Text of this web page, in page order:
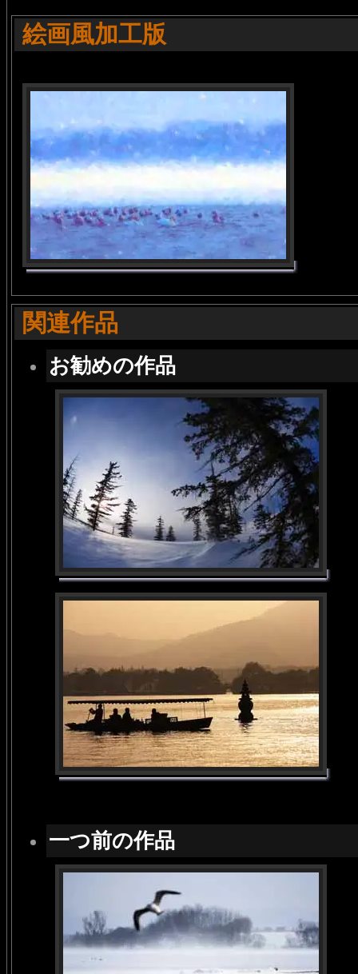
絵画風加工版
関連作品
お勧めの作品
一つ前の作品